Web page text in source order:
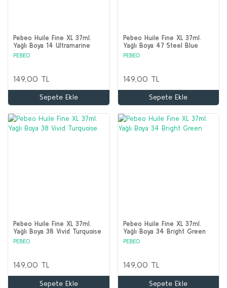
Pebeo Huile Fine XL 37ml.
Yağlı Boya 14 Ultramarine
Blue
PEBEO
149,00 TL
Sepete Ekle
Pebeo Huile Fine XL 37ml.
Yağlı Boya 47 Steel Blue
PEBEO
149,00 TL
Sepete Ekle
Pebeo Huile Fine XL 37ml.
Yağlı Boya 38 Vivid Turquoise
PEBEO
149,00 TL
Sepete Ekle
Pebeo Huile Fine XL 37ml.
Yağlı Boya 34 Bright Green
PEBEO
149,00 TL
Sepete Ekle